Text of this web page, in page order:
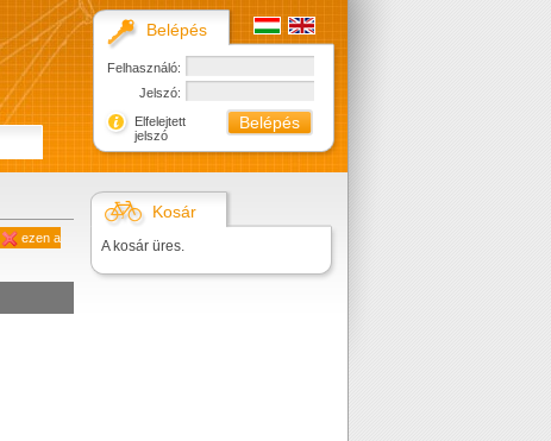
ezen a
Kosár
A kosár üres.
Belépés
Felhasználó:
Jelszó:
Elfelejtett
jelszó